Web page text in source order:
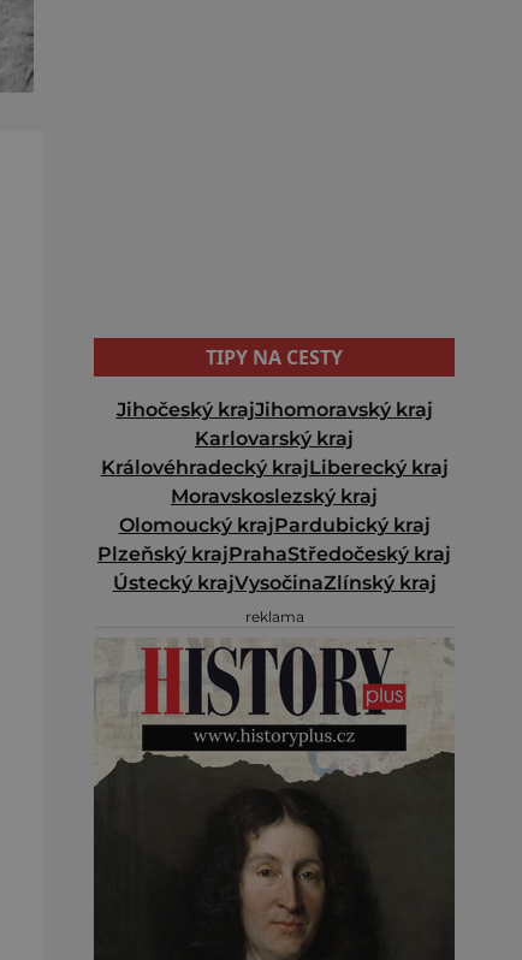
TIPY NA CESTY
Jihočeský krajJihomoravský kraj
Karlovarský kraj
Královéhradecký krajLiberecký kraj
Moravskoslezský kraj
Olomoucký krajPardubický kraj
Plzeňský krajPrahaStředočeský kraj
Ústecký krajVysočinaZlínský kraj
reklama